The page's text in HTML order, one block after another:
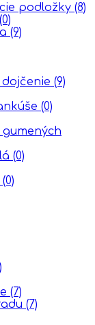
podložky (8)
(0)
(9)
(9)
(0)
(0)
(0)
(7)
(7)